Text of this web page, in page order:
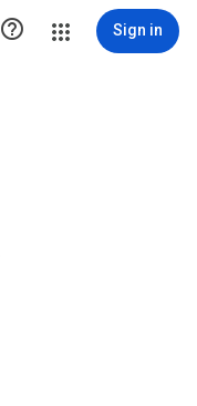
 Sign in